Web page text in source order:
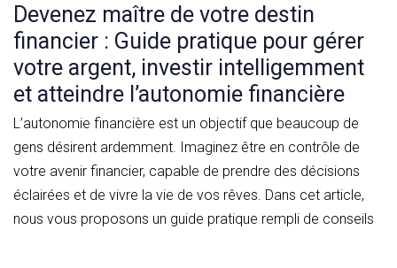
Devenez maître de votre destin
financier : Guide pratique pour gérer
votre argent, investir intelligemment
et atteindre l’autonomie financière
L’autonomie financière est un objectif que beaucoup de
gens désirent ardemment. Imaginez être en contrôle de
votre avenir financier, capable de prendre des décisions
éclairées et de vivre la vie de vos rêves. Dans cet article,
nous vous proposons un guide pratique rempli de conseils